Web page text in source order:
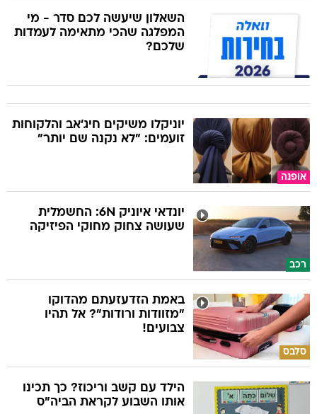
השאלון שיעשה לכם סדר - מי
המפלגה שהכי מתאימה לעמדות
שלכם?
אופנה
יוניקלו משיקים חיג'אב והלקוחות
זועמים: "לא נקנה שם יותר"
רכב
יונדאי איוניק 6N: החשמלית
שעושה צחוק מחוקי הפיזיקה
סלבס
באמת הזדעזעתם מהדוקו
"מזוודות ורודות"? אל תהיו
צבועים!
הילד עם קשב וריכוז? כך תכינו
אותו השבוע לקראת הביה"ס